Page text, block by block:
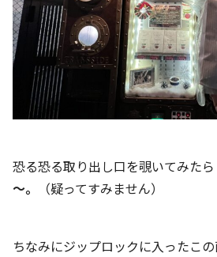
恐る恐る取り出し口を覗いてみたら
～。
（疑ってすみません）
ちなみにジップロックに入ったこ